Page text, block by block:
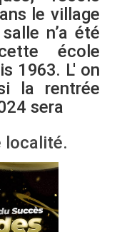
le village
n’a été
école
1963. L' on
la rentrée
sera
localité.